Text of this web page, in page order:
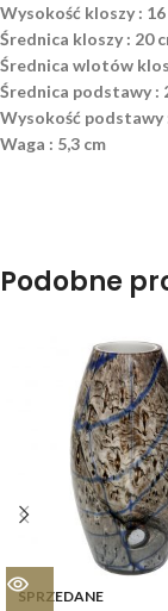
Wysokość kloszy : 16
Średnica kloszy : 20
Średnica wlotów
Średnica podstawy :
Wysokość podstawy
Waga : 5,3 cm
Podobne
SPRZEDANE